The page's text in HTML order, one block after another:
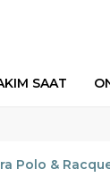
SAAT
Polo &